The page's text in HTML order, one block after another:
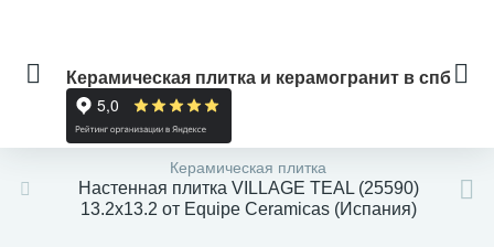
Керамическая плитка и керамогранит в спб
Керамическая плитка
Настенная плитка VILLAGE TEAL (25590)
13.2x13.2 от Equipe Ceramicas (Испания)